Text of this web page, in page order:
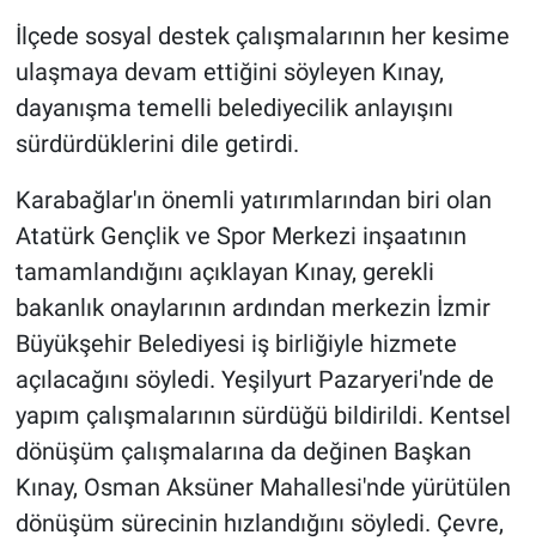
İlçede sosyal destek çalışmalarının her kesime
ulaşmaya devam ettiğini söyleyen Kınay,
dayanışma temelli belediyecilik anlayışını
sürdürdüklerini dile getirdi.
Karabağlar'ın önemli yatırımlarından biri olan
Atatürk Gençlik ve Spor Merkezi inşaatının
tamamlandığını açıklayan Kınay, gerekli
bakanlık onaylarının ardından merkezin İzmir
Büyükşehir Belediyesi iş birliğiyle hizmete
açılacağını söyledi. Yeşilyurt Pazaryeri'nde de
yapım çalışmalarının sürdüğü bildirildi. Kentsel
dönüşüm çalışmalarına da değinen Başkan
Kınay, Osman Aksüner Mahallesi'nde yürütülen
dönüşüm sürecinin hızlandığını söyledi. Çevre,